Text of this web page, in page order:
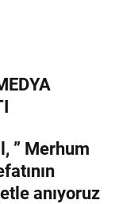
” Merhum
anıyoruz